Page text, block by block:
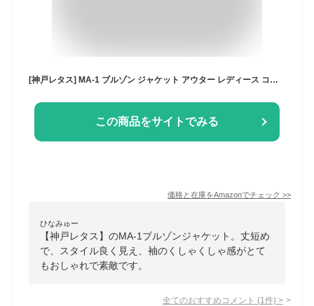
[神戸レタス] MA-1 ブルゾン ジャケット アウター レディース コート シャーリングスリーブ 中綿 MA1 [K1345] M カーキ
この商品をサイトでみる
価格と在庫をAmazonでチェック >>
ひなみゅー
【神戸レタス】のMA-1ブルゾンジャケット。丈短め
で、スタイル良く見え、袖のくしゃくしゃ感がとて
もおしゃれで素敵です。
全てのおすすめコメント (1 件) >